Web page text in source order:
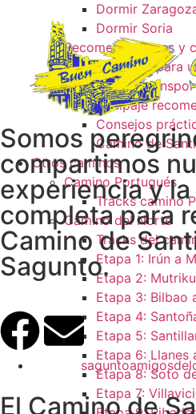
Dormir
Dormir Soria
Recomendaciones y
Consejos para
¿Como
Equipaje
Consejos
Camino de
Otros caminos
Camino Portugués
Tracks camino
Camino del Norte
Tracks del
Etapa 1: Irún a
Etapa 2:
Etapa 3: Bilbao
Etapa 4:
Etapa 5:
Etapa 6: Llanes
Etapa 8: Soto
Etapa 7:
Somos
compartimos
experiencia y
completa para
Camino de
Sagunto.
El Camino de